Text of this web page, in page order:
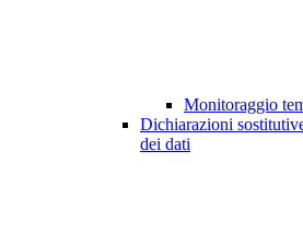
Monitoraggio
Dichiarazioni
dei dati